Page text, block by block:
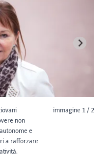
non
e
a rafforzare
immagine 1 / 2